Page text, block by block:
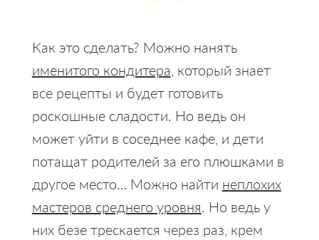
Как это сделать? Можно нанять
именитого кондитера, который знает
все рецепты и будет готовить
роскошные сладости. Но ведь он
может уйти в соседнее кафе, и дети
потащат родителей за его плюшками в
другое место… Можно найти неплохих
мастеров среднего уровня. Но ведь у
них безе трескается через раз, крем